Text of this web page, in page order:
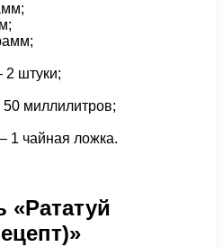
2 штуки;
миллилитров;
1 чайная ложка.
«Рататуй